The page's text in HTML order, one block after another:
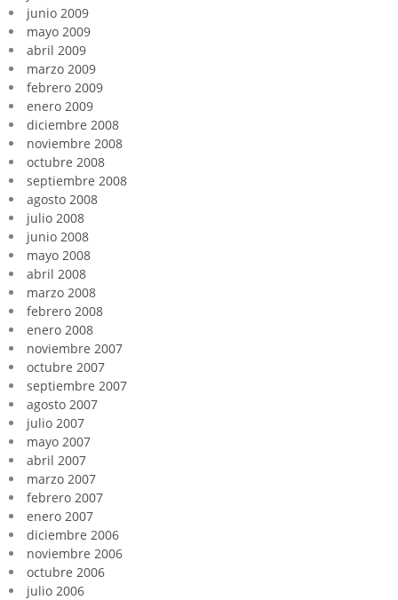
junio 2009
mayo 2009
abril 2009
marzo 2009
febrero 2009
enero 2009
diciembre 2008
noviembre 2008
octubre 2008
septiembre 2008
agosto 2008
julio 2008
junio 2008
mayo 2008
abril 2008
marzo 2008
febrero 2008
enero 2008
noviembre 2007
octubre 2007
septiembre 2007
agosto 2007
julio 2007
mayo 2007
abril 2007
marzo 2007
febrero 2007
enero 2007
diciembre 2006
noviembre 2006
octubre 2006
julio 2006